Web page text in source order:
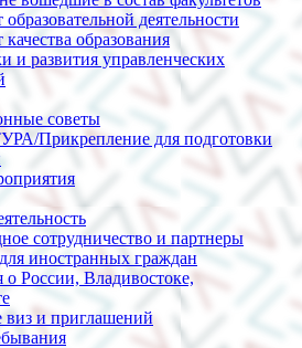
деятельности
образования
и развития управленческих
советы
Прикрепление для подготовки
сотрудничество и партнеры
иностранных граждан
России, Владивостоке,
и приглашений